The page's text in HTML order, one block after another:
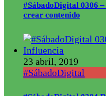
#SábadoDigital 0306
crear contenido
23 abril, 2019
#SábadoDigital